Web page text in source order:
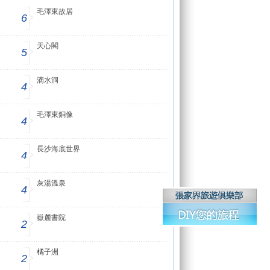
6
毛澤東故居
5
天心閣
4
滴水洞
4
毛澤東銅像
4
長沙海底世界
4
灰湯溫泉
2
嶽麓書院
2
橘子洲